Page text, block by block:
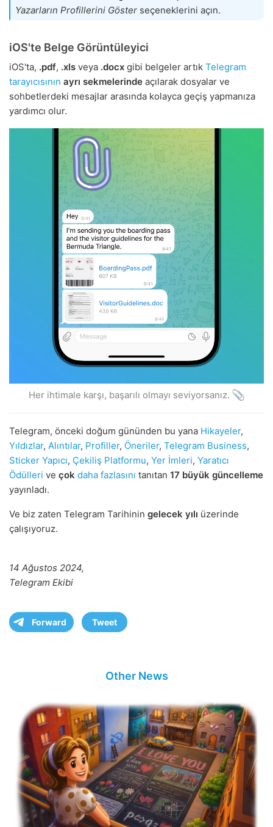
Yazarların Profillerini Göster seçeneklerini açın.
iOS'te Belge Görüntüleyici
iOS'ta, .pdf, .xls veya .docx gibi belgeler artık Telegram
tarayıcısının ayrı sekmelerinde açılarak dosyalar ve
sohbetlerdeki mesajlar arasında kolayca geçiş yapmanıza
yardımcı olur.
Her ihtimale karşı, başarılı olmayı seviyorsanız.
Telegram, önceki doğum gününden bu yana Hikayeler,
Yıldızlar, Alıntılar, Profiller, Öneriler, Telegram Business,
Sticker Yapıcı, Çekiliş Platformu, Yer İmleri, Yaratıcı
Ödülleri ve çok daha fazlasını tanıtan 17 büyük güncelleme
yayınladı.
Ve biz zaten Telegram Tarihinin gelecek yılı üzerinde
çalışıyoruz.
14 Ağustos 2024,
Telegram Ekibi
Forward Tweet
Other News